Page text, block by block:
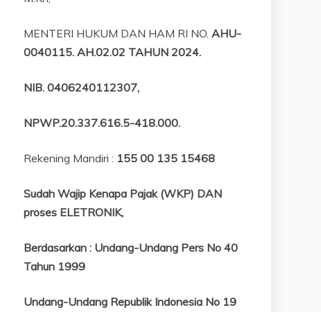
MENTERI HUKUM DAN HAM RI NO. AHU-
0040115. AH.02.02 TAHUN 2024.
NIB. 0406240112307,
NPWP.20.337.616.5-418.000.
Rekening Mandiri : 155 00 135 15468
Sudah Wajip Kenapa Pajak (WKP) DAN
proses ELETRONIK,
Berdasarkan : Undang-Undang Pers No 40
Tahun 1999
Undang-Undang Republik Indonesia No 19